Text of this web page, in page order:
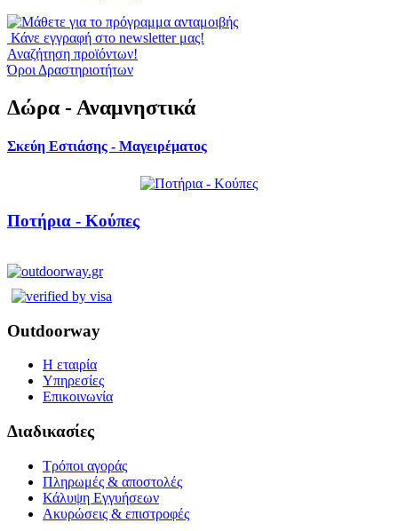
Κάνε εγγραφή στο newsletter μας!
Αναζήτηση προϊόντων!
Όροι Δραστηριοτήτων
Δώρα - Αναμνηστικά
Σκεύη Εστιάσης - Μαγειρέματος
Ποτήρια - Κούπες
Outdoorway
Η εταιρία
Υπηρεσίες
Επικοινωνία
Διαδικασίες
Τρόποι αγοράς
Πληρωμές & αποστολές
Κάλυψη Εγγυήσεων
Ακυρώσεις & επιστροφές